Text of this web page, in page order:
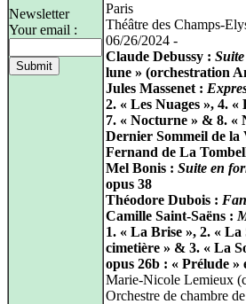
Newsletter
Your email :
Paris
Théâtre des Champs-
06/26/2024 -
Claude Debussy :
lune » (orchestration
Jules Massenet :
2. « Les Nuages », 4. «
7. « Nocturne » & 8. «
Dernier Sommeil de la
Fernand de La
Mel Bonis : Suite en
opus 38
Théodore Dubois :
Camille Saint-Saëns :
1. « La Brise », 2. «
cimetière » & 3. « La
opus 26b : « Prélude »
Marie-Nicole Lemieux
Orchestre de chambre